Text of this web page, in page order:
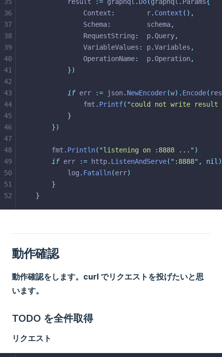
			Context
:
        r
. Context (),
			Schema
:
         schema
,
			RequestString
:
  p
.Query,
			VariableValues
: p.Variables ,
			OperationName
:
  p
.Operation,
})
if err := json. NewEncoder(w). Encode(
			fmt
. Printf( "could not write result
}
})
	fmt
. Println( "listening on :8888 ... ")
if err := http. ListenAndServe( " :8888" ,
		log
. Fatalln(err)
}
}
36
37
38
39
40
41
42
43
44
45
46
47
48
49
50
51
52
動作確認
動作確認をします。curl でリクエストを投げたいと思
います。
TODO を全件取得
リクエスト